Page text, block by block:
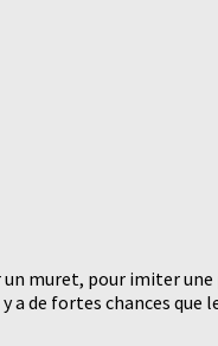
un muret, pour imiter
de fortes chances que